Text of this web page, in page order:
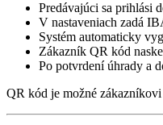
Predávajúci sa prihlási
V nastaveniach zadá
Systém automaticky
Zákazník QR kód
Po potvrdení úhrady a
QR kód je možné